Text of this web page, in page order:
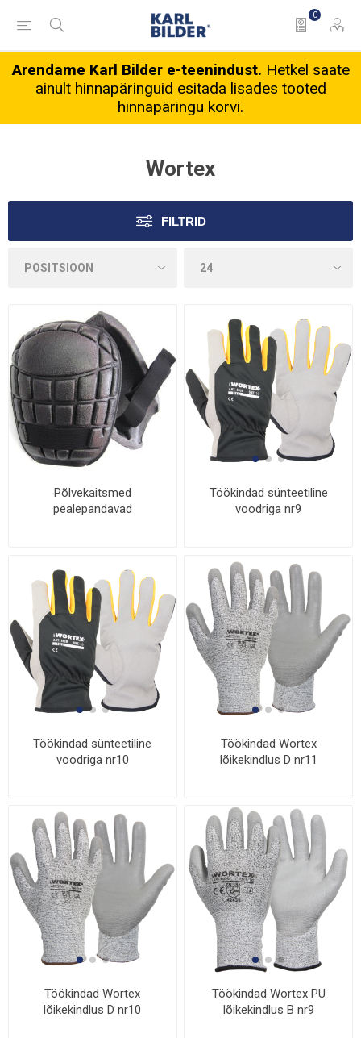
0
Arendame Karl Bilder e-teenindust. Hetkel saate
ainult hinnapäringuid esitada lisades tooted
hinnapäringu korvi.
Wortex
FILTRID
Põlvekaitsmed
pealepandavad
Töökindad sünteetiline
voodriga nr9
Töökindad sünteetiline
voodriga nr10
Töökindad Wortex
lõikekindlus D nr11
Töökindad Wortex
lõikekindlus D nr10
Töökindad Wortex PU
lõikekindlus B nr9